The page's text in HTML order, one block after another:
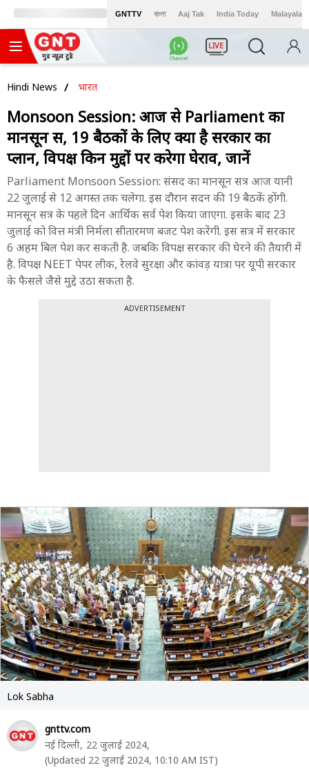
GNTTV বাংলা Aaj Tak India Today Malayalam
LIVE
Hindi News भारत
Monsoon Session: आज से Parliament का
मानसून सत्र, 19 बैठकों के लिए क्या है सरकार का
प्लान, विपक्ष किन मुद्दों पर करेगा घेराव, जानें
Parliament Monsoon Session: संसद का मानसून सत्र आज यानी
22 जुलाई से 12 अगस्त तक चलेगा. इस दौरान सदन की 19 बैठकें होंगी.
मानसून सत्र के पहले दिन आर्थिक सर्व पेश किया जाएगा. इसके बाद 23
जुलाई को वित्त मंत्री निर्मला सीतारमण बजट पेश करेंगी. इस सत्र में सरकार
6 अहम बिल पेश कर सकती है. जबकि विपक्ष सरकार की घेरने की तैयारी में
है. विपक्ष NEET पेपर लीक, रेलवे सुरक्षा और कांवड़ यात्रा पर यूपी सरकार
के फैसले जैसे मुद्दे उठा सकता है.
ADVERTISEMENT
Lok Sabha
gnttv.com
नई दिल्ली, 22 जुलाई 2024,
(Updated 22 जुलाई 2024, 10:10 AM IST)